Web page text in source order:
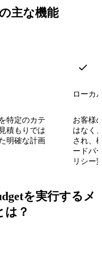
主な機能
特定のカテ
積もりでは
明確な計画
ローカ
お客様
はなく
され、
ードパ
リシー
を実行するメ
は？